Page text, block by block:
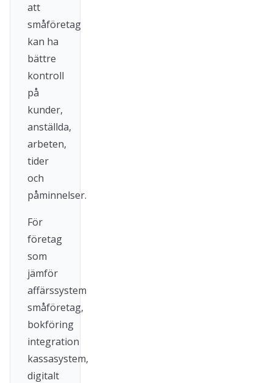
att
småföretag
kan ha
bättre
kontroll
på
kunder,
anställda,
arbeten,
tider
och
påminnelser.
För
företag
som
jämför
affärssystem
småföretag,
bokföring
integration
kassasystem,
digitalt